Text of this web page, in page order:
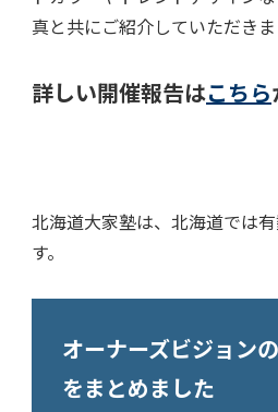
真と共にご紹介していただきま
詳しい開催報告はこちら
北海道大家塾は、北海道では
す。
オーナーズビジョン
をまとめました